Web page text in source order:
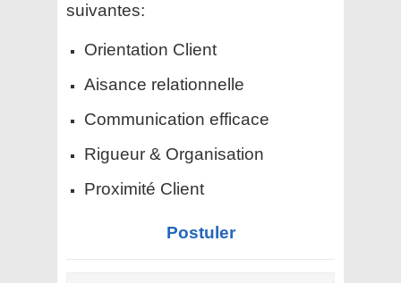
suivantes:
Orientation Client
Aisance relationnelle
Communication efficace
Rigueur & Organisation
Proximité Client
Postuler